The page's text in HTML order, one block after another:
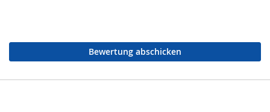
Bewertung abschicken